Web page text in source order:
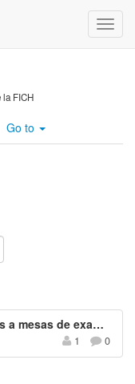
la FICH
Go to
para solicitar la justificación
1 0